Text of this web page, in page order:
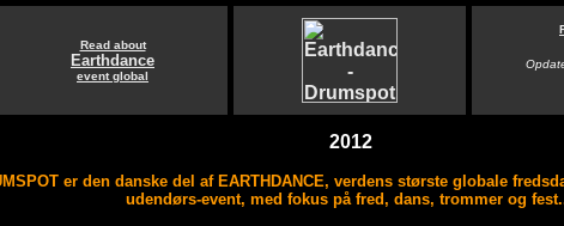
Read about
Earthdance
event global
2012
er den danske del af EARTHDANCE, verdens største globale
udendørs-event, med fokus på fred, dans, trommer og